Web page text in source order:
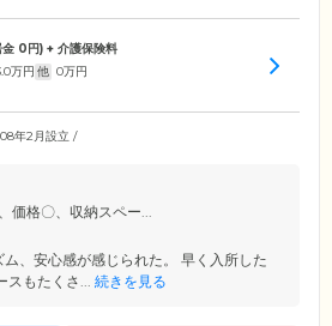
金 0円) + 介護保険料
万円 他 0万円
年2月設立 /
価格〇、収納スペー...
、安心感が感じられた。 早く入所した
スもたくさ... 続きを見る